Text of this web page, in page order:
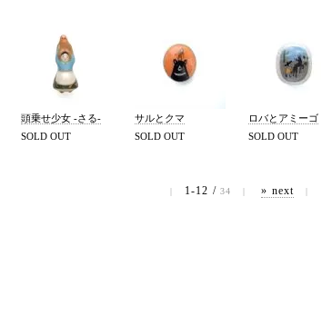
頭乗せ少女 -さる-
SOLD OUT
サルとクマ
SOLD OUT
ロバとアミーゴ
SOLD OUT
| 1-12 /34 | » next |